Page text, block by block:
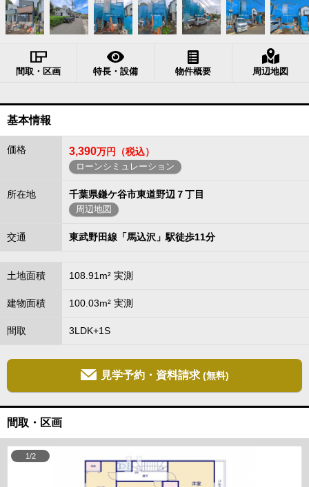
間取・区画 特長・設備 物件概要 周辺地図
基本情報
価格 3,390万円（税込）
ローンシミュレーション
所在地 千葉県鎌ケ谷市東道野辺７丁目
周辺地図
交通 東武野田線「馬込沢」駅徒歩11分
土地面積 108.91m² 実測
建物面積 100.03m² 実測
間取 3LDK+1S
見学予約・資料請求 (無料)
間取・区画
1/2